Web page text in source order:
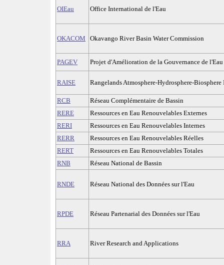
OIEau Office International de l'Eau
OKACOM Okavango River Basin Water Commission
PAGEV Projet d'Amélioration de la Gouvernance de
RAISE Rangelands Atmosphere-Hydrosphere-
RCB
Réseau Complémentaire de Bassin
RERE
Ressources en Eau Renouvelables Externes
RERI
Ressources en Eau Renouvelables Internes
RERR
Ressources en Eau Renouvelables Réelles
RERT
Ressources en Eau Renouvelables Totales
RNB
Réseau National de Bassin
RNDE Réseau National des Données sur l'Eau
RPDE Réseau Partenarial des Données sur l'Eau
RRA River Research and Applications